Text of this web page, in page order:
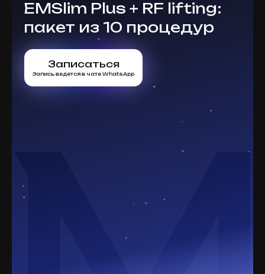
EMSlim Plus + RF lifting:
пакет из 10 процедур
Записаться
Запись ведется в чате WhatsApp